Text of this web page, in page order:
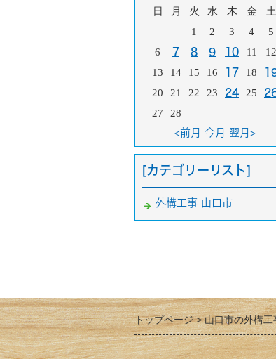
日 月 火 水 木 金
土
1
2 3 4
5
6
7 8 9 10 11
12
13
14 15 16 17 18
20 21 22 23 24 25
27 28
<前月 今月 翌月>
[カテゴリーリスト]
外構工事 山口市
トップページ 山口市の外構